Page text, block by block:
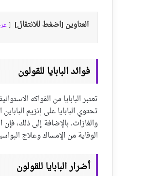
العناوين [اضغط للانتقال]
فوائد البابايا للقولون
تعتبر البابايا من الفواكه
تحتوي البابايا على إنزيم
والغازات. بالإضافة إلى ذلك،
الوقاية من الإمساك وعلاج
أضرار البابايا للقولون